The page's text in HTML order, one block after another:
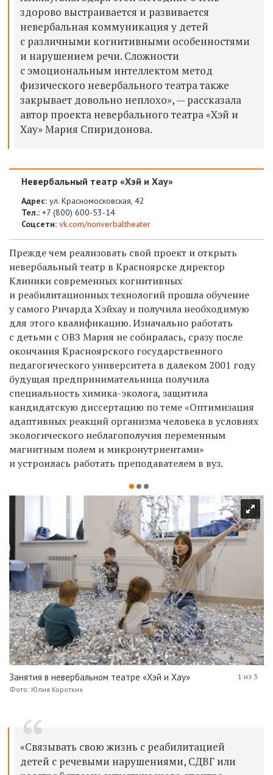
здорово выстраивается и развивается
невербальная коммуникация у детей
с различными когнитивными особенностями
и нарушением речи. Сложности
с эмоциональным интеллектом метод
физического невербального театра также
закрывает довольно неплохо», — рассказала
автор проекта невербального театра «Хэй и
Хау» Мария Спиридонова.
Невербальный театр «Хэй и Хау»
Адрес: ул. Красномосковская, 42
Тел.: +7 (800) 600-53-14
Соцсети: vk.com/nonverbaltheater
Прежде чем реализовать свой проект и открыть
невербальный театр в Красноярске директор
Клиники современных когнитивных
и реабилитационных технологий прошла обучение
у самого Ричарда Хэйхау и получила необходимую
для этого квалификацию. Изначально работать
с детьми с ОВЗ Мария не собиралась, сразу после
окончания Красноярского государственного
педагогического университета в далеком 2001 году
будущая предпринимательница получила
специальность химика-эколога, защитила
кандидатскую диссертацию по теме «Оптимизация
адаптивных реакций организма человека в условиях
экологического неблагополучия переменным
магнитным полем и микронутриентами»
и устроилась работать преподавателем в вуз.
Занятия в невербальном театре «Хэй и Хау»
Фото: Юлия Коротких
1 из 3
«Связывать свою жизнь с реабилитацией
детей с речевыми нарушениями, СДВГ или